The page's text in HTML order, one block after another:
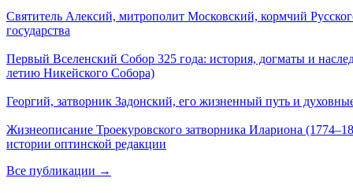
Святитель Алексий, митрополит Московский, кормчий
государства
Первый Вселенский Собор 325 года: история, догматы и
летию Никейского Собора)
Георгий, затворник Задонский, его жизненный путь и
Жизнеописание Троекуровского затворника Илариона
истории оптинской редакции
Все публикации →